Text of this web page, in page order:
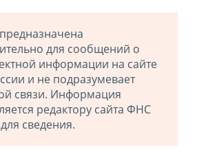
для сообщений о
информации на сайте
и не подразумевает
связи. Информация
редактору сайта ФНС
сведения.